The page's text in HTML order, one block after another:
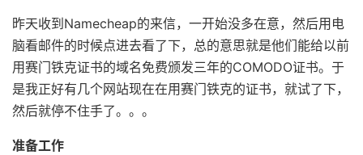
昨天收到Namecheap的来信，一开始没多在意，然后用电
脑看邮件的时候点进去看了下，总的意思就是他们能给以前
用赛门铁克证书的域名免费颁发三年的COMODO证书。于
是我正好有几个网站现在在用赛门铁克的证书，就试了下，
然后就停不住手了。。。
准备工作